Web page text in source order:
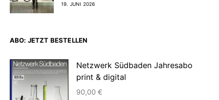
19. JUNI 2026
ABO: JETZT BESTELLEN
Netzwerk Südbaden Jahresabo
print & digital
90,00 €